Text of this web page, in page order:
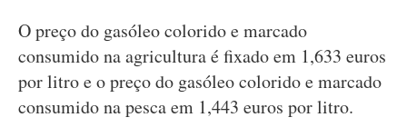
O preço do gasóleo colorido e marcado
consumido na agricultura é fixado em 1,633 euros
por litro e o preço do gasóleo colorido e marcado
consumido na pesca em 1,443 euros por litro.